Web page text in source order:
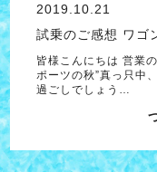
2019.10.21
試乗のご感想 ワゴ
皆様こんにちは 営業
ポーツの秋”真っ只中
過ごしでしょう…